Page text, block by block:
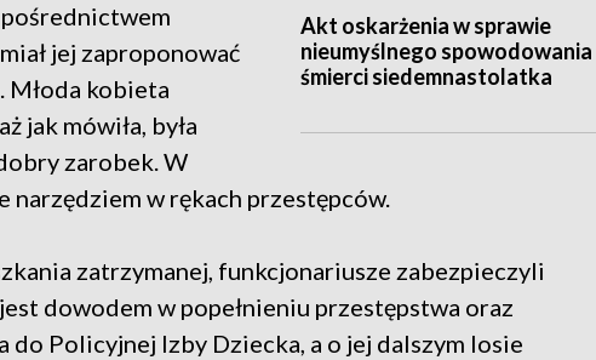
Akt oskarżenia w sprawie
nieumyślnego spowodowania
śmierci siedemnastolatka
pośrednictwem
jej zaproponować
Młoda kobieta
jak mówiła, była
zarobek. W
narzędziem w rękach przestępców.
zatrzymanej, funkcjonariusze zabezpieczyli
dowodem w popełnieniu przestępstwa oraz
do Policyjnej Izby Dziecka, a o jej dalszym losie